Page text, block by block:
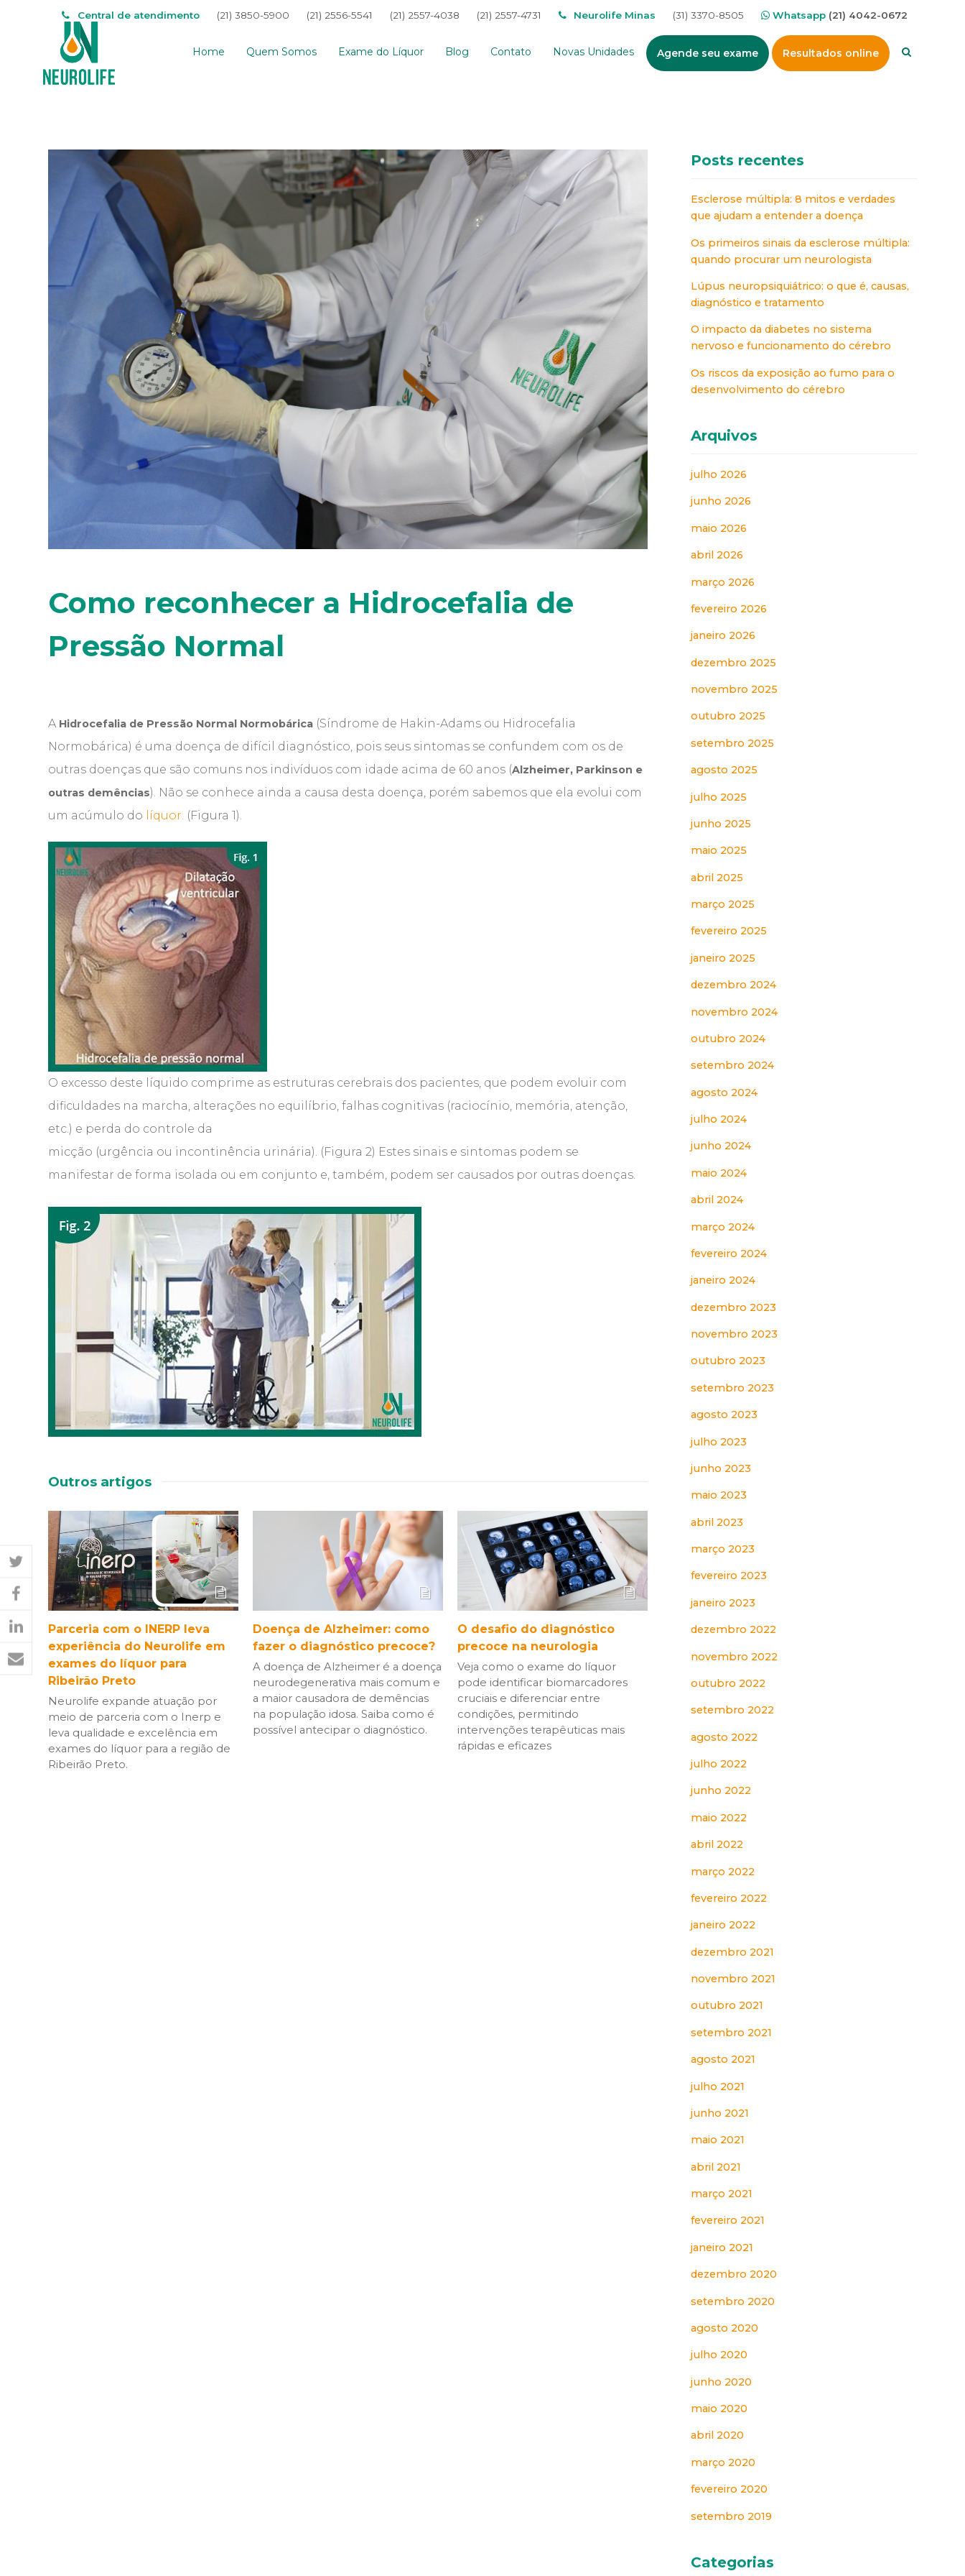
Central de atendimento (21) 3850-5900 (21) 2556-5541 (21) 2557-4038 (21) 2557-4731 Neurolife Minas (31) 3370-8505 Whatsapp (21) 4042-0672
Home Quem Somos Exame do Líquor Blog Contato Novas Unidades Agende seu exame Resultados online
Como reconhecer a Hidrocefalia de
Pressão Normal
A Hidrocefalia de Pressão Normal Normobárica (Síndrome de Hakin-Adams ou Hidrocefalia
Normobárica) é uma doença de difícil diagnóstico, pois seus sintomas se confundem com os de
outras doenças que são comuns nos indivíduos com idade acima de 60 anos (Alzheimer, Parkinson e
outras demências). Não se conhece ainda a causa desta doença, porém sabemos que ela evolui com
um acúmulo do
líquor. (Figura 1).
O excesso deste líquido comprime as estruturas cerebrais dos pacientes, que podem evoluir com
dificuldades na marcha, alterações no equilíbrio, falhas cognitivas (raciocínio, memória, atenção,
etc.) e perda do controle da
micção (urgência ou incontinência urinária). (Figura 2) Estes sinais e sintomas podem se
manifestar de forma isolada ou em conjunto e, também, podem ser causados por outras doenças.
Outros artigos
Parceria com o INERP leva
experiência do Neurolife em
exames do líquor para
Ribeirão Preto
Neurolife expande atuação por
meio de parceria com o Inerp e
leva qualidade e excelência em
exames do líquor para a região de
Ribeirão Preto.
Doença de Alzheimer: como
fazer o diagnóstico precoce?
A doença de Alzheimer é a doença
neurodegenerativa mais comum e
a maior causadora de demências
na população idosa. Saiba como é
possível antecipar o diagnóstico.
O desafio do diagnóstico
precoce na neurologia
Veja como o exame do líquor
pode identificar biomarcadores
cruciais e diferenciar entre
condições, permitindo
intervenções terapêuticas mais
rápidas e eficazes
Posts recentes
Esclerose múltipla: 8 mitos e verdades
que ajudam a entender a doença
Os primeiros sinais da esclerose múltipla:
quando procurar um neurologista
Lúpus neuropsiquiátrico: o que é, causas,
diagnóstico e tratamento
O impacto da diabetes no sistema
nervoso e funcionamento do cérebro
Os riscos da exposição ao fumo para o
desenvolvimento do cérebro
Arquivos
julho 2026
junho 2026
maio 2026
abril 2026
março 2026
fevereiro 2026
janeiro 2026
dezembro 2025
novembro 2025
outubro 2025
setembro 2025
agosto 2025
julho 2025
junho 2025
maio 2025
abril 2025
março 2025
fevereiro 2025
janeiro 2025
dezembro 2024
novembro 2024
outubro 2024
setembro 2024
agosto 2024
julho 2024
junho 2024
maio 2024
abril 2024
março 2024
fevereiro 2024
janeiro 2024
dezembro 2023
novembro 2023
outubro 2023
setembro 2023
agosto 2023
julho 2023
junho 2023
maio 2023
abril 2023
março 2023
fevereiro 2023
janeiro 2023
dezembro 2022
novembro 2022
outubro 2022
setembro 2022
agosto 2022
julho 2022
junho 2022
maio 2022
abril 2022
março 2022
fevereiro 2022
janeiro 2022
dezembro 2021
novembro 2021
outubro 2021
setembro 2021
agosto 2021
julho 2021
junho 2021
maio 2021
abril 2021
março 2021
fevereiro 2021
janeiro 2021
dezembro 2020
setembro 2020
agosto 2020
julho 2020
junho 2020
maio 2020
abril 2020
março 2020
fevereiro 2020
setembro 2019
Categorias